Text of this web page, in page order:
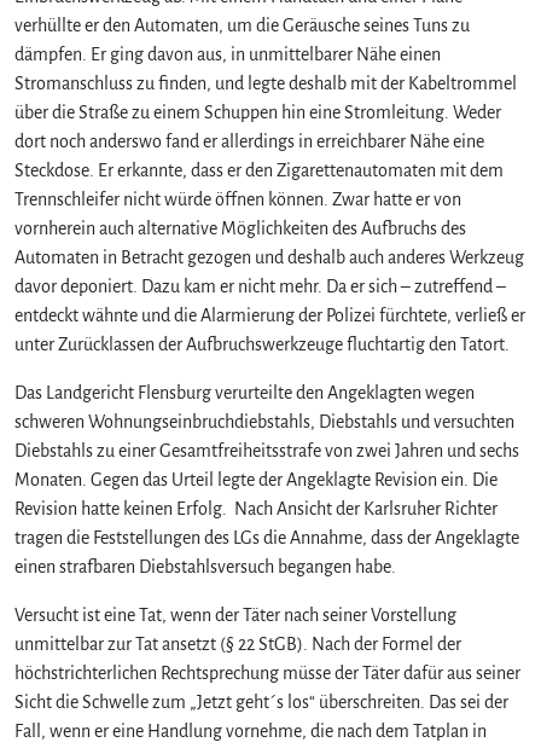
verhüllte er den Automaten, um die Geräusche seines Tuns zu
dämpfen. Er ging davon aus, in unmittelbarer Nähe einen
Stromanschluss zu finden, und legte deshalb mit der Kabeltrommel
über die Straße zu einem Schuppen hin eine Stromleitung. Weder
dort noch anderswo fand er allerdings in erreichbarer Nähe eine
Steckdose. Er erkannte, dass er den Zigarettenautomaten mit dem
Trennschleifer nicht würde öffnen können. Zwar hatte er von
vornherein auch alternative Möglichkeiten des Aufbruchs des
Automaten in Betracht gezogen und deshalb auch anderes Werkzeug
davor deponiert. Dazu kam er nicht mehr. Da er sich – zutreffend –
entdeckt wähnte und die Alarmierung der Polizei fürchtete, verließ er
unter Zurücklassen der Aufbruchswerkzeuge fluchtartig den Tatort.
Das Landgericht Flensburg verurteilte den Angeklagten wegen
schweren Wohnungseinbruchdiebstahls, Diebstahls und versuchten
Diebstahls zu einer Gesamtfreiheitsstrafe von zwei Jahren und sechs
Monaten. Gegen das Urteil legte der Angeklagte Revision ein. Die
Revision hatte keinen Erfolg. Nach Ansicht der Karlsruher Richter
tragen die Feststellungen des LGs die Annahme, dass der Angeklagte
einen strafbaren Diebstahlsversuch begangen habe.
Versucht ist eine Tat, wenn der Täter nach seiner Vorstellung
unmittelbar zur Tat ansetzt (§ 22 StGB). Nach der Formel der
höchstrichterlichen Rechtsprechung müsse der Täter dafür aus seiner
Sicht die Schwelle zum „Jetzt geht´s los“ überschreiten. Das sei der
Fall, wenn er eine Handlung vornehme, die nach dem Tatplan in